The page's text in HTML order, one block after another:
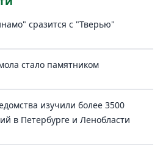
сразится с "Тверью"
стало памятником
изучили более 3500
в Петербурге и Ленобласти